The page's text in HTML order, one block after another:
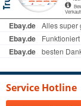
Service Hotline